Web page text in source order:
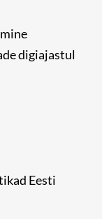
digiajastul
Eesti